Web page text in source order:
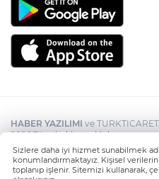
HABER YAZILIMI ve
2026 Tüm hakları saklıdır.
Sizlere daha iyi hizmet sunabilmek
konumlandırmaktayız. Kişisel
toplanıp işlenir. Sitemizi kullanarak,